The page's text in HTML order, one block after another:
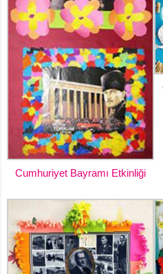
Cumhuriyet Bayramı Etkinliği